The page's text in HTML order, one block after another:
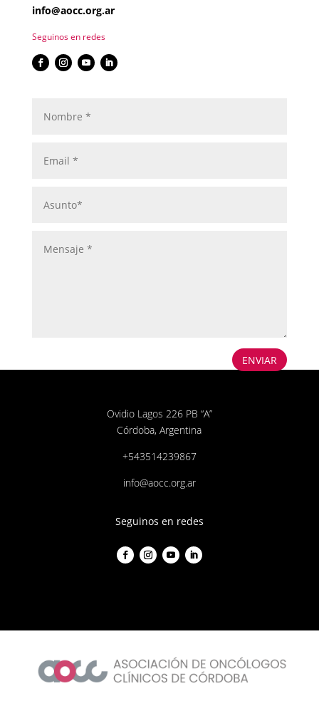
info@aocc.org.ar
Seguinos en redes
ENVIAR
Ovidio Lagos 226 PB “A”
Córdoba, Argentina
+543514239867
info@aocc.org.ar